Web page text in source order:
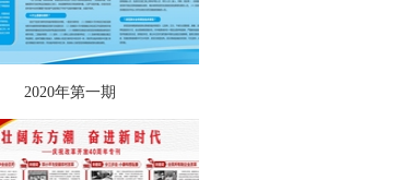
2020年第一期